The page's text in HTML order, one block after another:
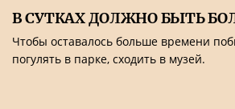
В СУТКАХ ДОЛЖНО БЫТЬ
Чтобы оставалось больше времени
погулять в парке, сходить в музей.